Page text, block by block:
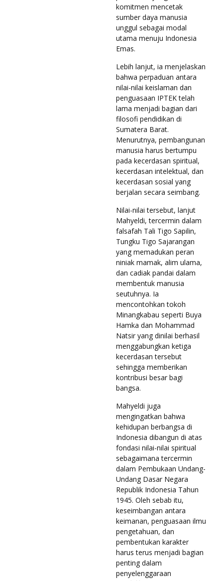
komitmen mencetak
sumber daya manusia
unggul sebagai modal
utama menuju Indonesia
Emas.
Lebih lanjut, ia menjelaskan
bahwa perpaduan antara
nilai-nilai keislaman dan
penguasaan IPTEK telah
lama menjadi bagian dari
filosofi pendidikan di
Sumatera Barat.
Menurutnya, pembangunan
manusia harus bertumpu
pada kecerdasan spiritual,
kecerdasan intelektual, dan
kecerdasan sosial yang
berjalan secara seimbang.
Nilai-nilai tersebut, lanjut
Mahyeldi, tercermin dalam
falsafah Tali Tigo Sapilin,
Tungku Tigo Sajarangan
yang memadukan peran
niniak mamak, alim ulama,
dan cadiak pandai dalam
membentuk manusia
seutuhnya. Ia
mencontohkan tokoh
Minangkabau seperti Buya
Hamka dan Mohammad
Natsir yang dinilai berhasil
menggabungkan ketiga
kecerdasan tersebut
sehingga memberikan
kontribusi besar bagi
bangsa.
Mahyeldi juga
mengingatkan bahwa
kehidupan berbangsa di
Indonesia dibangun di atas
fondasi nilai-nilai spiritual
sebagaimana tercermin
dalam Pembukaan Undang-
Undang Dasar Negara
Republik Indonesia Tahun
1945. Oleh sebab itu,
keseimbangan antara
keimanan, penguasaan ilmu
pengetahuan, dan
pembentukan karakter
harus terus menjadi bagian
penting dalam
penyelenggaraan